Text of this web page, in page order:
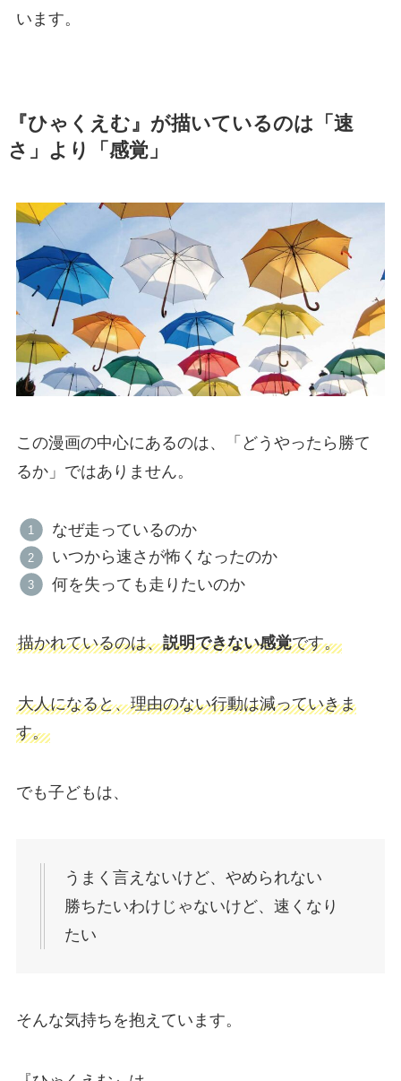
います。
『ひゃくえむ』が描いているのは「速
さ」より「感覚」
この漫画の中心にあるのは、「どうやったら勝て
るか」ではありません。
なぜ走っているのか
いつから速さが怖くなったのか
何を失っても走りたいのか
描かれているのは、説明できない感覚です。
大人になると、理由のない行動は減っていきま
す。
でも子どもは、
うまく言えないけど、やめられない
勝ちたいわけじゃないけど、速くなり
たい
そんな気持ちを抱えています。